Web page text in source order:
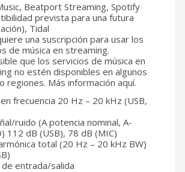
Beatport Streaming, Spotify
prevista para una futura
Tidal
una suscripción para usar los
de música en streaming.
que los servicios de música en
no estén disponibles en algunos
regiones. Más información aquí.
frecuencia 20 Hz – 20 kHz (USB,
ruido (A potencia nominal, A-
112 dB (USB), 78 dB (MIC)
total (20 Hz – 20 kHz BW)
entrada/salida